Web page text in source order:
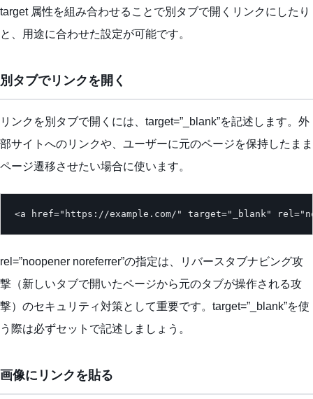
target 属性を組み合わせることで別タブで開くリンクにしたり
と、用途に合わせた設定が可能です。
別タブでリンクを開く
リンクを別タブで開くには、target=”_blank”を記述します。外
部サイトへのリンクや、ユーザーに元のページを保持したまま
ページ遷移させたい場合に使います。
<a href="https://example.com/" target="_blank"
rel=”noopener noreferrer”の指定は、リバースタブナビング攻
撃（新しいタブで開いたページから元のタブが操作される攻
撃）のセキュリティ対策として重要です。target=”_blank”を使
う際は必ずセットで記述しましょう。
画像にリンクを貼る